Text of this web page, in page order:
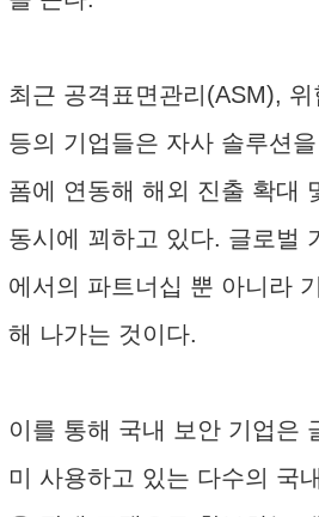
최근 공격표면관리(ASM),
등의 기업들은 자사 솔루션
폼에 연동해 해외 진출 확대
동시에 꾀하고 있다. 글로벌
에서의 파트너십 뿐 아니라
해 나가는 것이다.
이를 통해 국내 보안 기업은
미 사용하고 있는 다수의 국